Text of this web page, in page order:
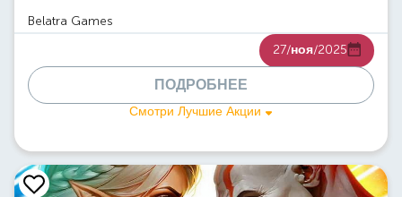
Belatra Games
27/ноя/2025
ПОДРОБНЕЕ
Смотри Лучшие Акции